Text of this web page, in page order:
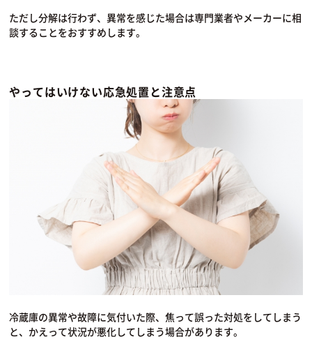
ただし分解は行わず、異常を感じた場合は専門業者やメーカーに相
談することをおすすめします。
やってはいけない応急処置と注意点
冷蔵庫の異常や故障に気付いた際、焦って誤った対処をしてしまう
と、かえって状況が悪化してしまう場合があります。